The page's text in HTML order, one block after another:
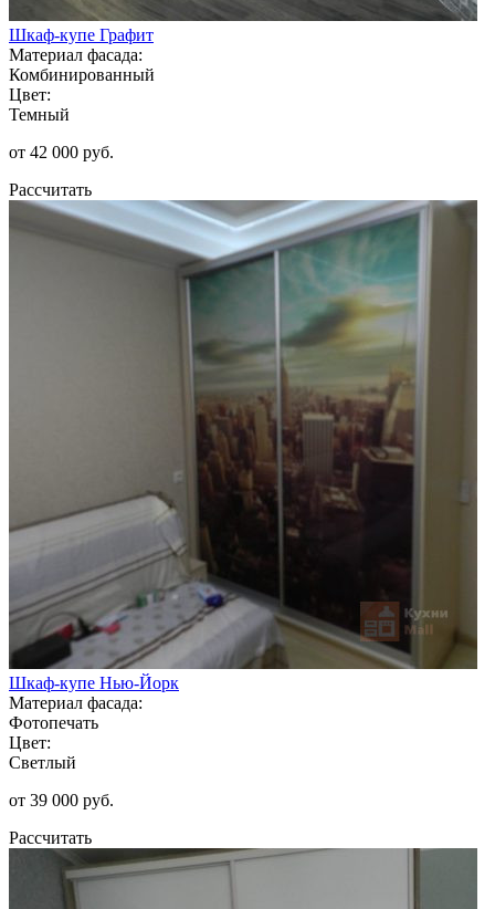
Шкаф-купе Графит
Материал фасада:
Комбинированный
Цвет:
Темный
от 42 000 руб.
Рассчитать
Шкаф-купе Нью-Йорк
Материал фасада:
Фотопечать
Цвет:
Светлый
от 39 000 руб.
Рассчитать